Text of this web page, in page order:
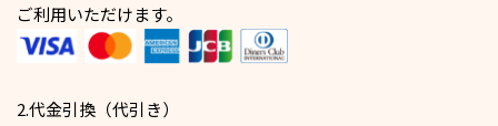
ご利用いただけます。
2.代金引換（代引き）